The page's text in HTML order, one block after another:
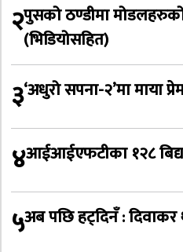
२पुसको ठण्डीमा
(भिडियोसहित)
३‘अधुरो सपना-२’मा माया
४आईआईएफटीका १२८
५अब पछि हट्दिनँ : दिवाकर